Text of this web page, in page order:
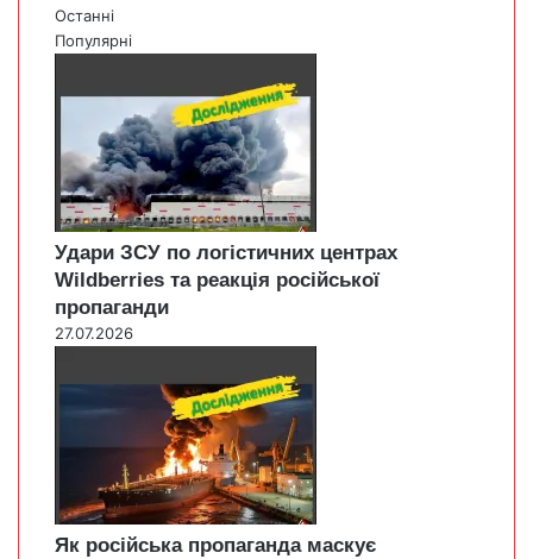
Останні
Популярні
Удари ЗСУ по логістичних центрах
Wildberries та реакція російської
пропаганди
27.07.2026
Як російська пропаганда маскує